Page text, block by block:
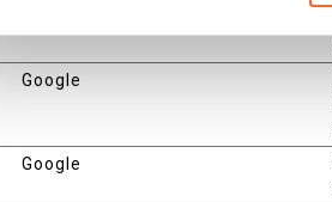
Google
Google